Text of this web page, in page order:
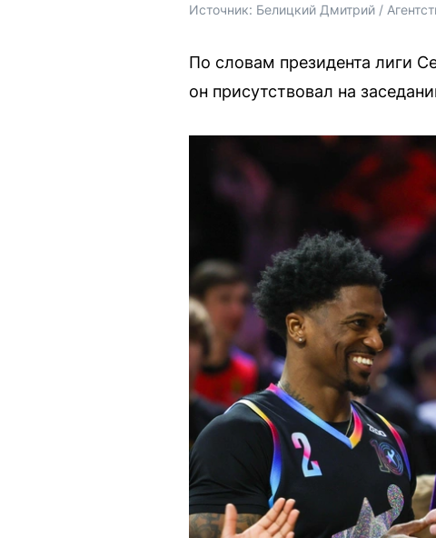
Источник: Белицкий Дмитрий /
По словам президента лиги
он присутствовал на